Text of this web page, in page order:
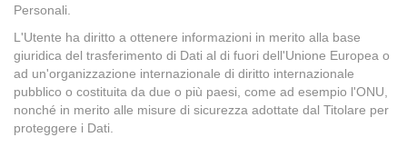
Personali.
L'Utente ha diritto a ottenere informazioni in merito alla base
giuridica del trasferimento di Dati al di fuori dell'Unione Europea o
ad un'organizzazione internazionale di diritto internazionale
pubblico o costituita da due o più paesi, come ad esempio l'ONU,
nonché in merito alle misure di sicurezza adottate dal Titolare per
proteggere i Dati.